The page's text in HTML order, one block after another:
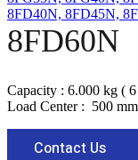
8FD60N
Capacity : 6.000 kg (
Load Center : 500 mm
Contact Us